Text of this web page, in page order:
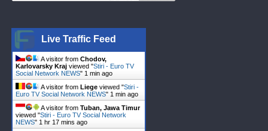
Live Traffic Feed
A visitor from Chodov,
Karlovarsky Krajviewed "Stiri - Euro TV
Social Network NEWS" 1 min ago
A visitor from Liegeviewed "Stiri -
Euro TV Social Network NEWS" 1 min ago
A visitor from Tuban, Jawa Timur
viewed "Stiri - Euro TV Social Network
NEWS" 1 hr 17 mins ago